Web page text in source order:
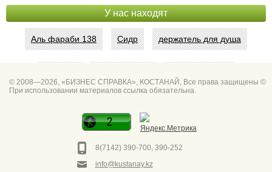
У нас находят
Аль фараби 138 Сидр держатель для душа
© 2008—2026, «БИЗНЕС СПРАВКА», КОСТАНАЙ, Все права защищены ©
При использовании материалов ссылка обязательна.
8(7142) 390-700, 390-252
info@kustanay.kz